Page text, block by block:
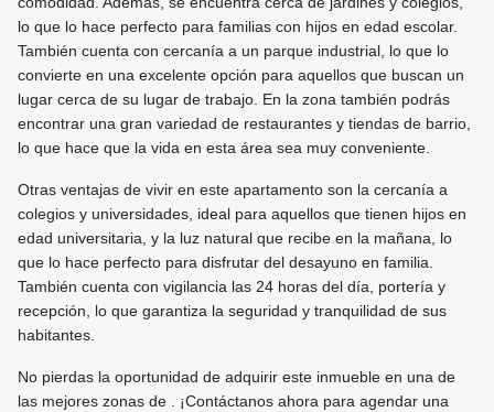
lo que lo hace perfecto para familias con hijos en edad escolar.
También cuenta con cercanía a un parque industrial, lo que lo
convierte en una excelente opción para aquellos que buscan un
lugar cerca de su lugar de trabajo. En la zona también podrás
encontrar una gran variedad de restaurantes y tiendas de barrio,
lo que hace que la vida en esta área sea muy conveniente.
Otras ventajas de vivir en este apartamento son la cercanía a
colegios y universidades, ideal para aquellos que tienen hijos en
edad universitaria, y la luz natural que recibe en la mañana, lo
que lo hace perfecto para disfrutar del desayuno en familia.
También cuenta con vigilancia las 24 horas del día, portería y
recepción, lo que garantiza la seguridad y tranquilidad de sus
habitantes.
No pierdas la oportunidad de adquirir este inmueble en una de
las mejores zonas de . ¡Contáctanos ahora para agendar una